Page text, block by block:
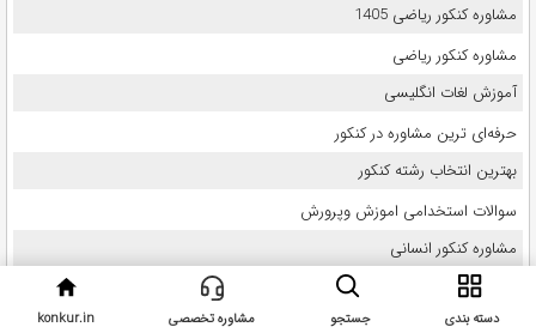
دسته بندی جستجو مشاوره تخصصی konkur.in
مشاوره کنکور ریاضی 1405
مشاوره کنکور ریاضی
آموزش لغات انگلیسی
حرفه‌ای ترین مشاوره در کنکور
بهترین انتخاب رشته کنکور
سوالات استخدامی اموزش وپرورش
مشاوره کنکور انسانی
بهترین مشاور کنکور
خرید کتاب درسی